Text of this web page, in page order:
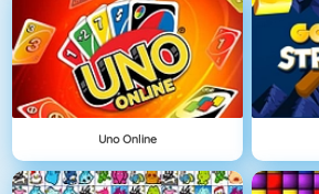
Uno Online